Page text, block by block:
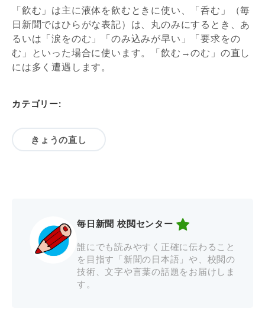
「飲む」は主に液体を飲むときに使い、「呑む」（毎
日新聞ではひらがな表記）は、丸のみにするとき、あ
るいは「涙をのむ」「のみ込みが早い」「要求をの
む」といった場合に使います。「飲む→のむ」の直し
には多く遭遇します。
カテゴリー:
きょうの直し
毎日新聞 校閲センター
誰にでも読みやすく正確に伝わること
を目指す「新聞の日本語」や、校閲の
技術、文字や言葉の話題をお届けしま
す。